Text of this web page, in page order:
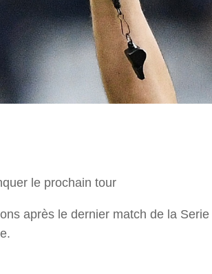
le prochain tour
après le dernier match de la